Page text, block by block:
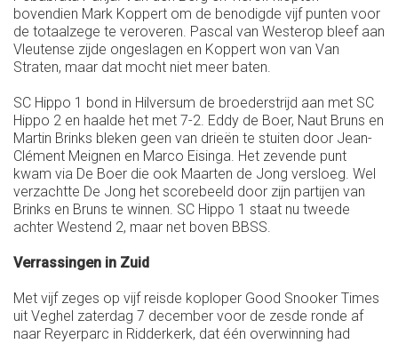
bovendien Mark Koppert om de benodigde vijf punten voor
de totaalzege te veroveren. Pascal van Westerop bleef aan
Vleutense zijde ongeslagen en Koppert won van Van
Straten, maar dat mocht niet meer baten.
SC Hippo 1 bond in Hilversum de broederstrijd aan met SC
Hippo 2 en haalde het met 7-2. Eddy de Boer, Naut Bruns en
Martin Brinks bleken geen van drieën te stuiten door Jean-
Clément Meignen en Marco Eisinga. Het zevende punt
kwam via De Boer die ook Maarten de Jong versloeg. Wel
verzachtte De Jong het scorebeeld door zijn partijen van
Brinks en Bruns te winnen. SC Hippo 1 staat nu tweede
achter Westend 2, maar net boven BBSS.
Verrassingen in Zuid
Met vijf zeges op vijf reisde koploper Good Snooker Times
uit Veghel zaterdag 7 december voor de zesde ronde af
naar Reyerparc in Ridderkerk, dat één overwinning had